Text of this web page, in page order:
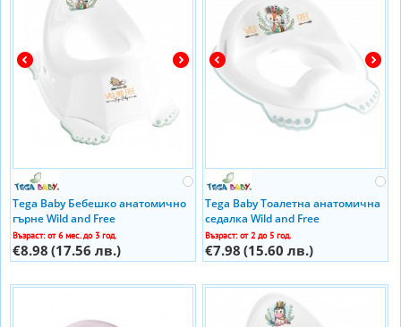
Tega Baby Бебешко анатомично
гърне Wild and Free
Възраст: от 6 мес. до 3 год.
€8.98 (17.56 лв.)
Tega Baby Тоалетна анатомична
седалка Wild and Free
Възраст: от 2 до 5 год.
€7.98 (15.60 лв.)